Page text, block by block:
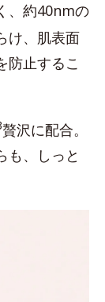
、約40nmの
け、肌表面
防止するこ
贅沢に配合。
も、しっと